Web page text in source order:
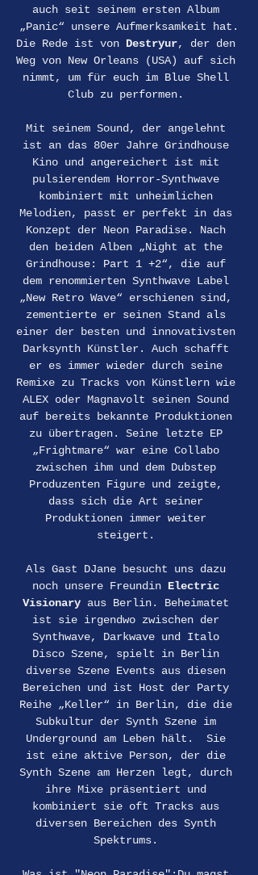
auch seit seinem ersten Album
„Panic“ unsere Aufmerksamkeit hat.
Die Rede ist von Destryur, der den
Weg von New Orleans (USA) auf sich
nimmt, um für euch im Blue Shell
Club zu performen.
Mit seinem Sound, der angelehnt
ist an das 80er Jahre Grindhouse
Kino und angereichert ist mit
pulsierendem Horror-Synthwave
kombiniert mit unheimlichen
Melodien, passt er perfekt in das
Konzept der Neon Paradise. Nach
den beiden Alben „Night at the
Grindhouse: Part 1 +2“, die auf
dem renommierten Synthwave Label
„New Retro Wave“ erschienen sind,
zementierte er seinen Stand als
einer der besten und innovativsten
Darksynth Künstler. Auch schafft
er es immer wieder durch seine
Remixe zu Tracks von Künstlern wie
ALEX oder Magnavolt seinen Sound
auf bereits bekannte Produktionen
zu übertragen. Seine letzte EP
„Frightmare“ war eine Collabo
zwischen ihm und dem Dubstep
Produzenten Figure und zeigte,
dass sich die Art seiner
Produktionen immer weiter
steigert.
Als Gast DJane besucht uns dazu
noch unsere Freundin Electric
Visionary aus Berlin. Beheimatet
ist sie irgendwo zwischen der
Synthwave, Darkwave und Italo
Disco Szene, spielt in Berlin
diverse Szene Events aus diesen
Bereichen und ist Host der Party
Reihe „Keller“ in Berlin, die die
Subkultur der Synth Szene im
Underground am Leben hält.  Sie
ist eine aktive Person, der die
Synth Szene am Herzen legt, durch
ihre Mixe präsentiert und
kombiniert sie oft Tracks aus
diversen Bereichen des Synth
Spektrums.